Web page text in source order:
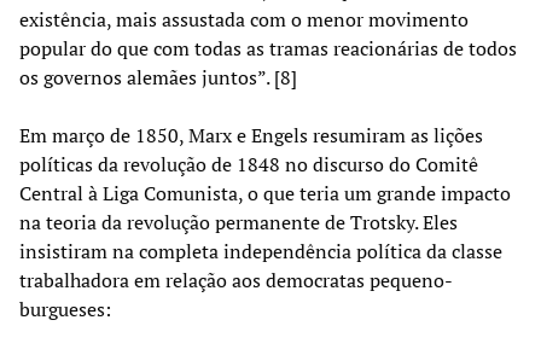
existência, mais assustada com o menor movimento
popular do que com todas as tramas reacionárias de todos
os governos alemães juntos”. [8]
Em março de 1850, Marx e Engels resumiram as lições
políticas da revolução de 1848 no discurso do Comitê
Central à Liga Comunista, o que teria um grande impacto
na teoria da revolução permanente de Trotsky. Eles
insistiram na completa independência política da classe
trabalhadora em relação aos democratas pequeno-
burgueses: